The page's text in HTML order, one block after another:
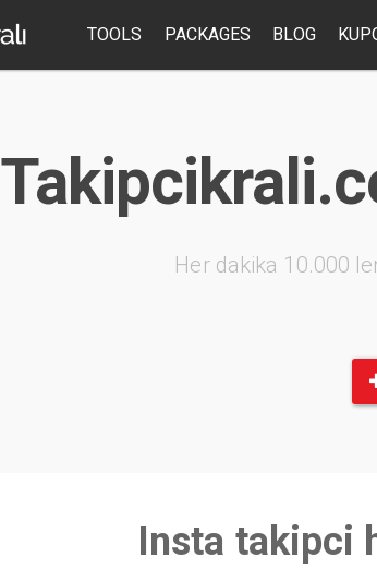
TOOLS PACKAGES BLOG
Her dakika 10.000
Insta takipci